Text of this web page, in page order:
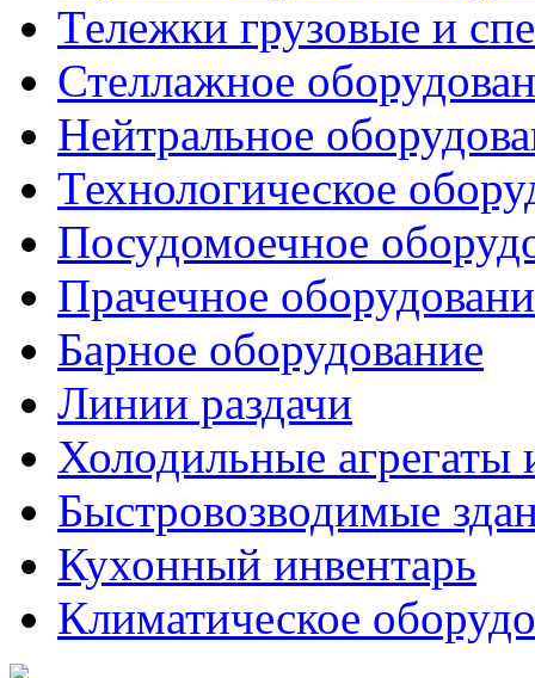
Тележки грузовые и
Стеллажное
Нейтральное
Технологическое
Посудомоечное
Прачечное
Барное оборудование
Линии раздачи
Холодильные агрегаты
Быстровозводимые
Кухонный инвентарь
Климатическое